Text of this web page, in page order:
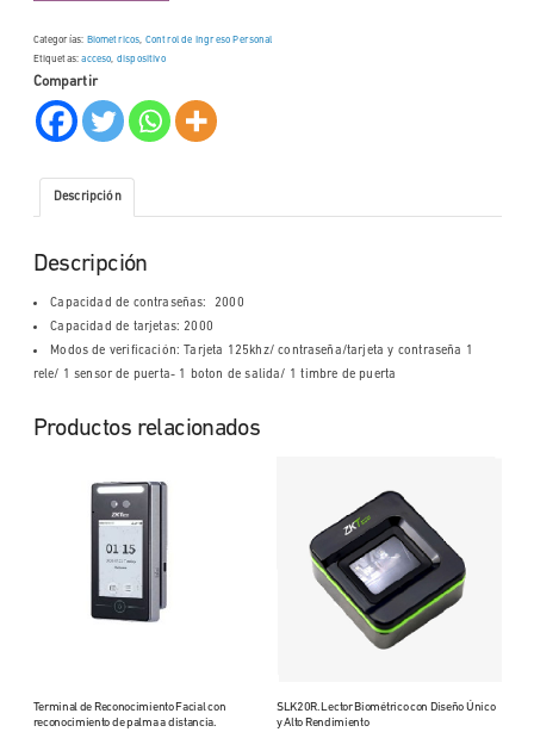
Categorías: Biometricos, Control de Ingreso Personal
Etiquetas:acceso, dispositivo
Compartir
Descripción
Descripción
Capacidad de contraseñas: 2000
Capacidad de tarjetas: 2000
Modos de verificación: Tarjeta 125khz/ contraseña/tarjeta y contraseña 1
rele/ 1 sensor de puerta- 1 boton de salida/ 1 timbre de puerta
Productos relacionados
Terminal de Reconocimiento Facial con
reconocimiento de palma a distancia.
SLK20R. Lector Biométrico con Diseño Único
y Alto Rendimiento